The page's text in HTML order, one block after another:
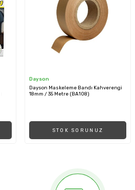
Dayson
Dayson Maskeleme Bandı Kahverengi
18mm / 35 Metre (BA108)
STOK SORUNUZ